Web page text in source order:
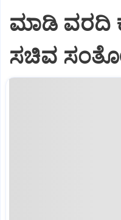
ಮಾಡಿ ವರದಿ
ಸಚಿವ